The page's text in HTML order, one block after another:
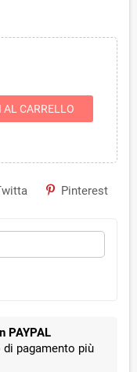
AL CARRELLO
Pinterest
PAYPAL
pagamento più